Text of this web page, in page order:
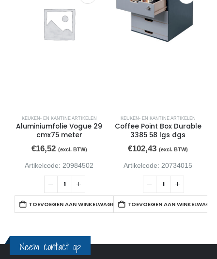
KEUKEN- EN KANTINE ARTIKELEN
Aluminiumfolie Vogue 29
cmx75 meter
€16,52 (excl. BTW)
Artikelcode: 20984502
TOEVOEGEN AAN WINKELWAGEN
KEUKEN- EN KANTINE ARTIKELEN
Coffee Point Box Durable
3385 58 lgs dgs
€102,43 (excl. BTW)
Artikelcode: 20734015
TOEVOEGEN AAN
Neem contact op